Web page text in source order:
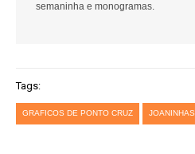
semaninha e monogramas.
Tags:
GRAFICOS DE PONTO CRUZ JOANINHAS